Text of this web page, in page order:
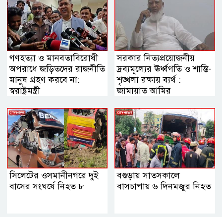
গণহত্যা ও মানবতাবিরোধী
অপরাধে জড়িতদের রাজনীতি
মানুষ গ্রহণ করবে না:
স্বরাষ্ট্রমন্ত্রী
সরকার নিত্যপ্রয়োজনীয়
দ্রব্যমূল্যের ঊর্ধ্বগতি ও শান্তি-
শৃঙ্খলা রক্ষায় ব্যর্থ :
জামায়াত আমির
সিলেটের ওসমানীনগরে দুই
বাসের সংঘর্ষে নিহত ৮
বগুড়ায় সাতসকালে
বাসচাপায় ৬ দিনমজুর নিহত